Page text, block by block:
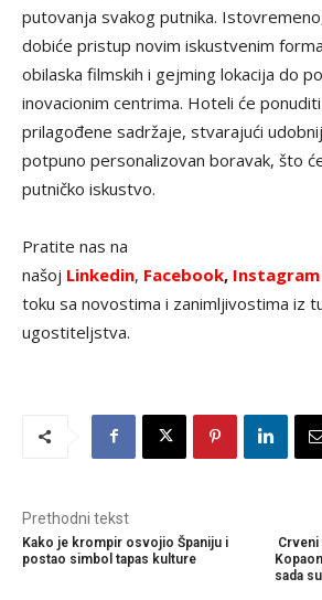
putovanja svakog putnika.
dobiće pristup novim iskustvenim
obilaska filmskih i gejming lokacija do
inovacionim centrima. Hoteli će
prilagođene sadržaje, stvarajući
potpuno personalizovan boravak, što
putničko iskustvo.
Pratite nas na
našoj Linkedin, Facebook, Instagram
toku sa novostima i zanimljivostima iz
ugostiteljstva.
Prethodni tekst
Kako je krompir osvojio Španiju i
postao simbol tapas kulture
sada